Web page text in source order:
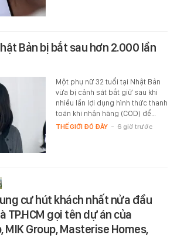
Bản bị bắt sau hơn 2.000 lần
Một phụ nữ 32 tuổi tại Nhật Bản
vừa bị cảnh sát bắt giữ sau khi
nhiều lần lợi dụng hình thức thanh
toán khi nhận hàng (COD) để…
THẾ GIỚI ĐÓ ĐÂY - 6 giờ trước
cư hút khách nhất nửa đầu
TP.HCM gọi tên dự án của
MIK Group, Masterise Homes,